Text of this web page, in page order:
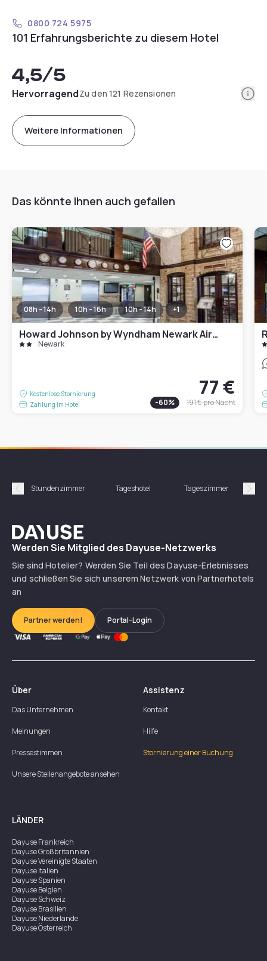
0800 724 5975
101 Erfahrungsberichte zu diesem Hotel
4,5/5
HervorragendZu den 121 Rezensionen
Weitere Informationen
Das könnte Ihnen auch gefallen
08h - 14h 10h - 16h 10h - 14h +1
Howard Johnson by Wyndham Newark Airport
Newark
Kostenlose Stornierung
Zahlung im Hotel
77 €
-60% 191 €pro Nacht
Précédent
Stundenzimmer Tageshotel Tageszimmer
Dayuse
Werden Sie Mitglied des Dayuse-Netzwerks
Sie sind Hotelier? Werden Sie Teil des Dayuse-Erlebnisses
und schließen Sie sich unserem Netzwerk von Partnerhotels
an
Partner werden! Portal-Login
Über
Das Unternehmen
Meinungen
Pressestimmen
Unsere Stellenangebote ansehen
Assistenz
Kontakt
Hilfe
Stornierung einer Buchung
LÄNDER
DayuseFrankreich
DayuseGroßbritannien
DayuseVereinigte Staaten
DayuseItalien
DayuseSpanien
DayuseBelgien
DayuseSchweiz
DayuseBrasilien
DayuseNiederlande
DayuseÖsterreich